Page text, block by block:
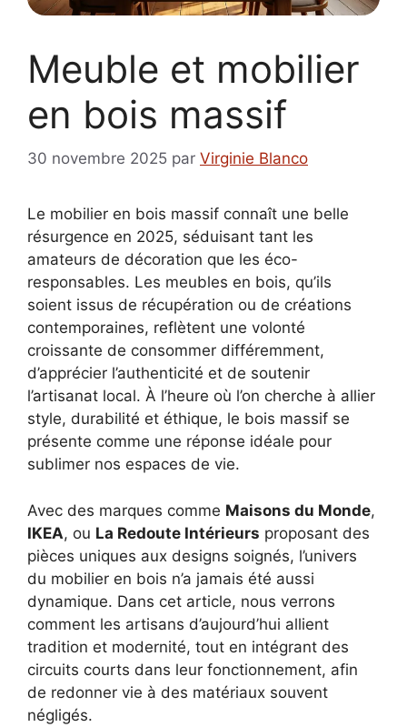
Meuble et mobilier
en bois massif
30 novembre 2025 par Virginie Blanco
Le mobilier en bois massif connaît une belle
résurgence en 2025, séduisant tant les
amateurs de décoration que les éco-
responsables. Les meubles en bois, qu’ils
soient issus de récupération ou de créations
contemporaines, reflètent une volonté
croissante de consommer différemment,
d’apprécier l’authenticité et de soutenir
l’artisanat local. À l’heure où l’on cherche à allier
style, durabilité et éthique, le bois massif se
présente comme une réponse idéale pour
sublimer nos espaces de vie.
Avec des marques comme Maisons du Monde,
IKEA, ou La Redoute Intérieurs proposant des
pièces uniques aux designs soignés, l’univers
du mobilier en bois n’a jamais été aussi
dynamique. Dans cet article, nous verrons
comment les artisans d’aujourd’hui allient
tradition et modernité, tout en intégrant des
circuits courts dans leur fonctionnement, afin
de redonner vie à des matériaux souvent
négligés.